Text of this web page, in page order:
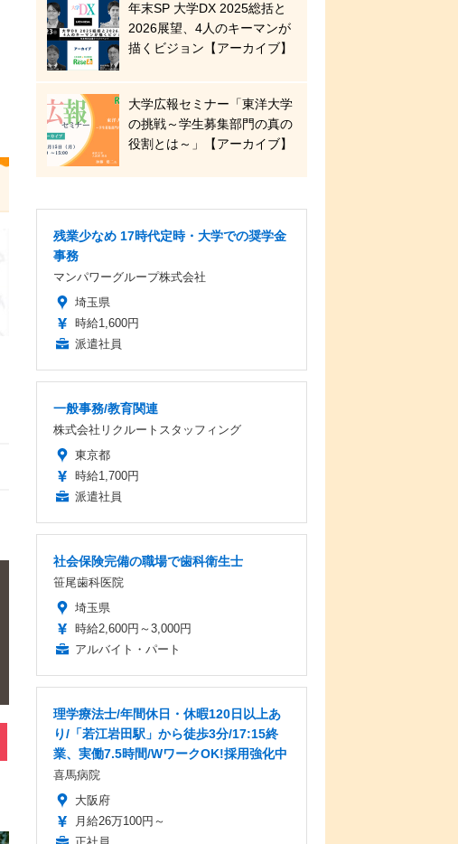
年末SP 大学DX 2025総括と
2026展望、4人のキーマンが
描くビジョン【アーカイブ】
大学広報セミナー「東洋大学
の挑戦～学生募集部門の真の
役割とは～」【アーカイブ】
残業少なめ 17時代定時・大学での奨学金
事務
マンパワーグループ株式会社
埼玉県
時給1,600円
派遣社員
一般事務/教育関連
株式会社リクルートスタッフィング
東京都
時給1,700円
派遣社員
社会保険完備の職場で歯科衛生士
笹尾歯科医院
埼玉県
時給2,600円～3,000円
アルバイト・パート
理学療法士/年間休日・休暇120日以上あ
り/「若江岩田駅」から徒歩3分/17:15終
業、実働7.5時間/WワークOK!採用強化中
喜馬病院
大阪府
月給26万100円～